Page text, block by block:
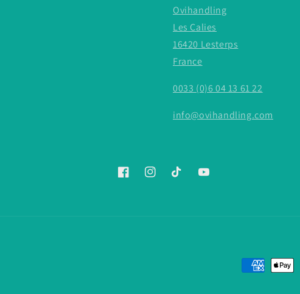
Ovihandling
Les Calies
16420 Lesterps
France
0033 (0)6 04 13 61 22
info@ovihandling.com
FacebookInstagramTikTok YouTube
Payment